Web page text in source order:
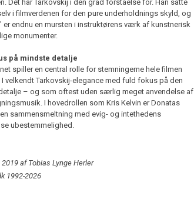
Det har Tarkovskij i dén grad forståelse for. Han satte
i filmverdenen for den pure underholdnings skyld, og
er endnu en mursten i instruktørens værk af kunstnerisk
monumenter.
på mindste detalje
spiller en central rolle for stemningerne hele filmen
I velkendt Tarkovskij-elegance med fuld fokus på den
– og som oftest uden særlig meget anvendelse af
I hovedrollen som Kris Kelvin er Donatas
sammensmeltning med evig- og intethedens
ubestemmelighed.
af Tobias Lynge Herler
1992-2026